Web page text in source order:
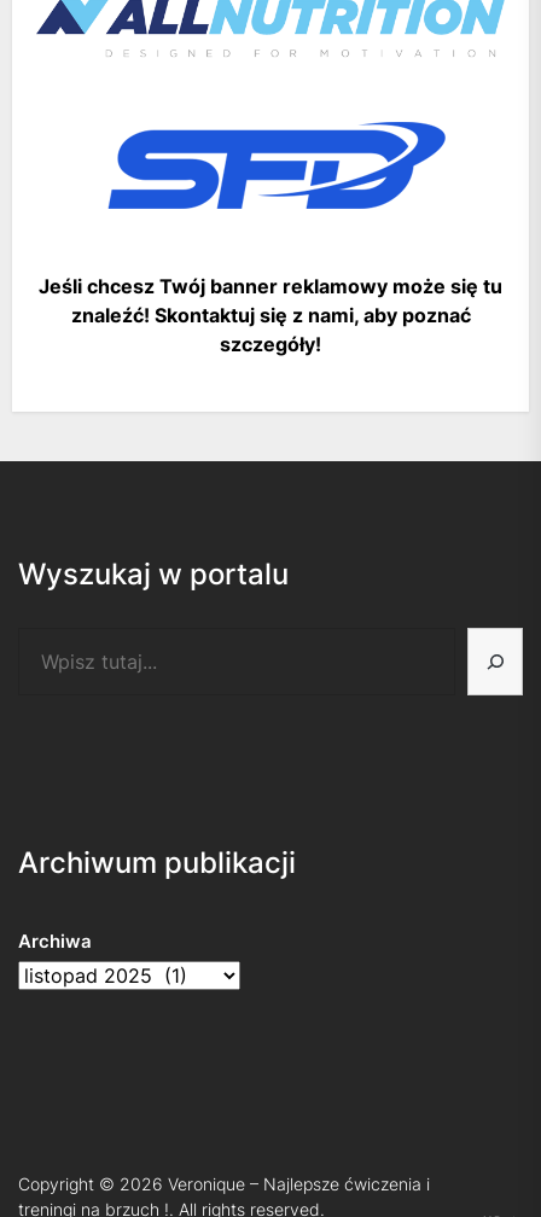
Jeśli chcesz Twój banner reklamowy może się tu
znaleźć! Skontaktuj się z nami, aby poznać
szczegóły!
Wyszukaj w portalu
Archiwum publikacji
Archiwa
Copyright © 2026 Veronique – Najlepsze ćwiczenia i
treningi na brzuch !. All rights reserved.